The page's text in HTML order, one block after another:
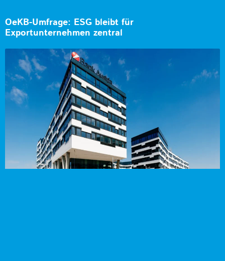
OeKB-Umfrage: ESG bleibt für
Exportunternehmen zentral